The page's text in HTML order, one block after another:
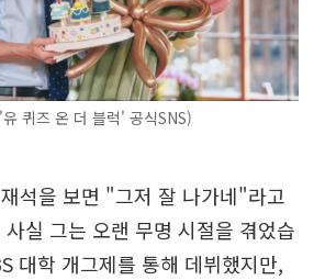
퀴즈 온 더 블럭' 공식SNS)
석을 보면 "그저 잘 나가네"라고
실 그는 오랜 무명 시절을 겪었습
대학 개그제를 통해 데뷔했지만,